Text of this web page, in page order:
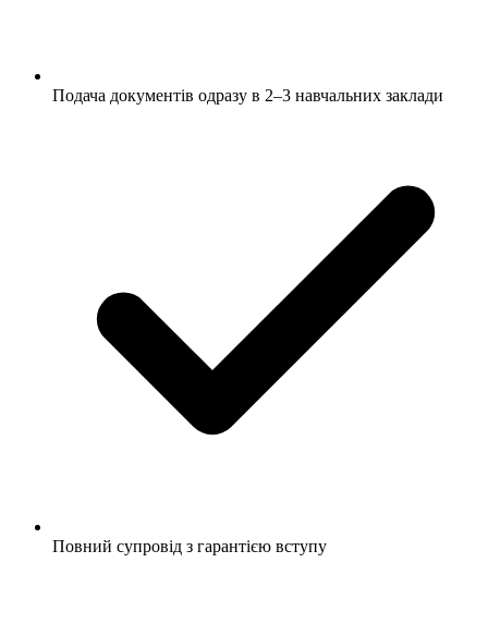
Подача документів одразу в 2–3 навчальних заклади
Повний супровід з гарантією вступу